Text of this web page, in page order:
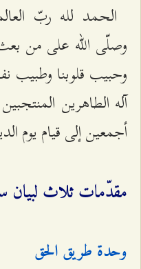
الحمد لله ربّ
وصلّى الله على من بعث
وحبيب قلوبنا وطبيب
آله الطاهرين
أجمعين إلى قيام يوم
مقدّمات ثلاث
وحدة طريق الحق